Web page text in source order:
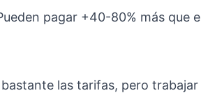
pagar +40-80% más que
las tarifas, pero